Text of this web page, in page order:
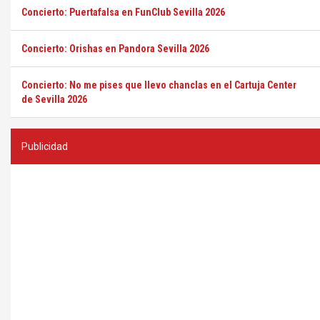
Concierto: Puertafalsa en FunClub Sevilla 2026
Concierto: Orishas en Pandora Sevilla 2026
Concierto: No me pises que llevo chanclas en el Cartuja Center
de Sevilla 2026
Publicidad